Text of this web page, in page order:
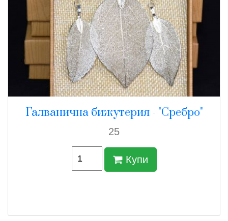
Галванична бижутерия - "Сребро"
25
Купи